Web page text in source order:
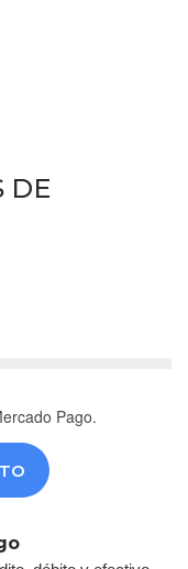
DE
Pago.